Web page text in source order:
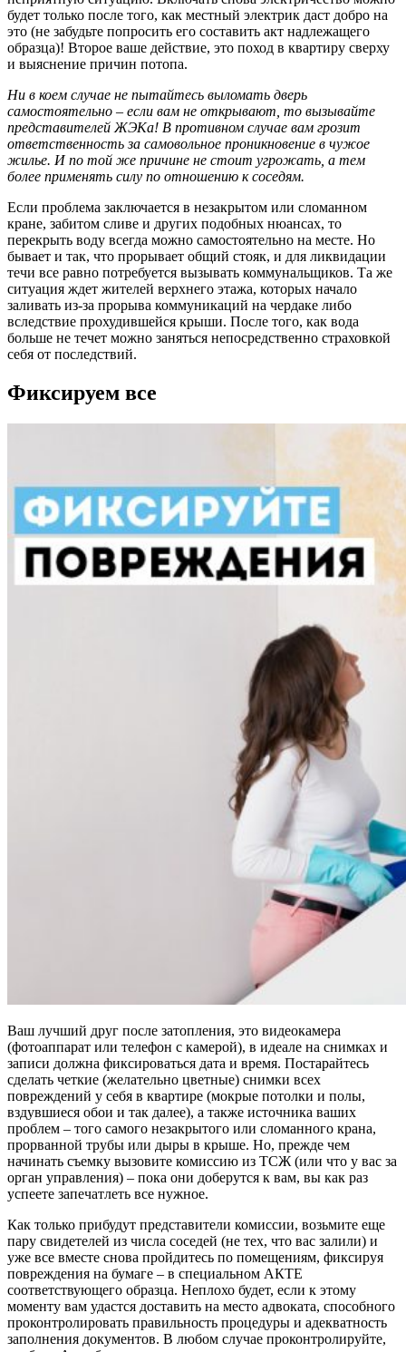
будет только после того, как местный электрик даст добро на
это (не забудьте попросить его составить акт надлежащего
образца)! Второе ваше действие, это поход в квартиру сверху
и выяснение причин потопа.
Ни в коем случае не пытайтесь выломать дверь
самостоятельно – если вам не открывают, то вызывайте
представителей ЖЭКа! В противном случае вам грозит
ответственность за самовольное проникновение в чужое
жилье. И по той же причине не стоит угрожать, а тем
более применять силу по отношению к соседям.
Если проблема заключается в незакрытом или сломанном
кране, забитом сливе и других подобных нюансах, то
перекрыть воду всегда можно самостоятельно на месте. Но
бывает и так, что прорывает общий стояк, и для ликвидации
течи все равно потребуется вызывать коммунальщиков. Та же
ситуация ждет жителей верхнего этажа, которых начало
заливать из-за прорыва коммуникаций на чердаке либо
вследствие прохудившейся крыши. После того, как вода
больше не течет можно заняться непосредственно страховкой
себя от последствий.
Фиксируем все
Ваш лучший друг после затопления, это видеокамера
(фотоаппарат или телефон с камерой), в идеале на снимках и
записи должна фиксироваться дата и время. Постарайтесь
сделать четкие (желательно цветные) снимки всех
повреждений у себя в квартире (мокрые потолки и полы,
вздувшиеся обои и так далее), а также источника ваших
проблем – того самого незакрытого или сломанного крана,
прорванной трубы или дыры в крыше. Но, прежде чем
начинать съемку вызовите комиссию из ТСЖ (или что у вас за
орган управления) – пока они доберутся к вам, вы как раз
успеете запечатлеть все нужное.
Как только прибудут представители комиссии, возьмите еще
пару свидетелей из числа соседей (не тех, что вас залили) и
уже все вместе снова пройдитесь по помещениям, фиксируя
повреждения на бумаге – в специальном АКТЕ
соответствующего образца. Неплохо будет, если к этому
моменту вам удастся доставить на место адвоката, способного
проконтролировать правильность процедуры и адекватность
заполнения документов. В любом случае проконтролируйте,